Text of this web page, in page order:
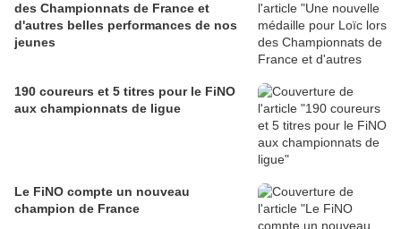
des Championnats de France et
d'autres belles performances de nos
jeunes
190 coureurs et 5 titres pour le FiNO
aux championnats de ligue
Le FiNO compte un nouveau
champion de France